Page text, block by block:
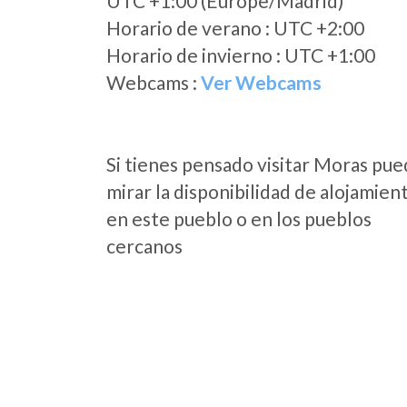
Horario de verano : UTC +2:00
Horario de invierno : UTC +1:00
Webcams : Ver Webcams
Si tienes pensado visitar Moras
mirar la disponibilidad de
en este pueblo o en los pueblos
cercanos